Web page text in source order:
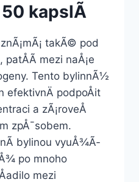
50 kapslÃ­
takÃ© pod
mezi naÅ¡e
Tento bylinnÃ½
efektivnÄ podpoÅit
a zÃ¡roveÅ
zpÅ¯sobem.
bylinou vyuÅ¾Ã­
po mnoho
mezi